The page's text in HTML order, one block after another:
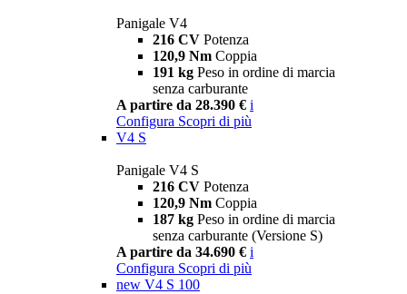
Panigale V4
216 CV Potenza
120,9 Nm Coppia
191 kg Peso in ordine di marcia
senza carburante
A partire da 28.390 € i
Configura Scopri di più
V4 S
Panigale V4 S
216 CV Potenza
120,9 Nm Coppia
187 kg Peso in ordine di marcia
senza carburante (Versione S)
A partire da 34.690 € i
Configura Scopri di più
new V4 S 100